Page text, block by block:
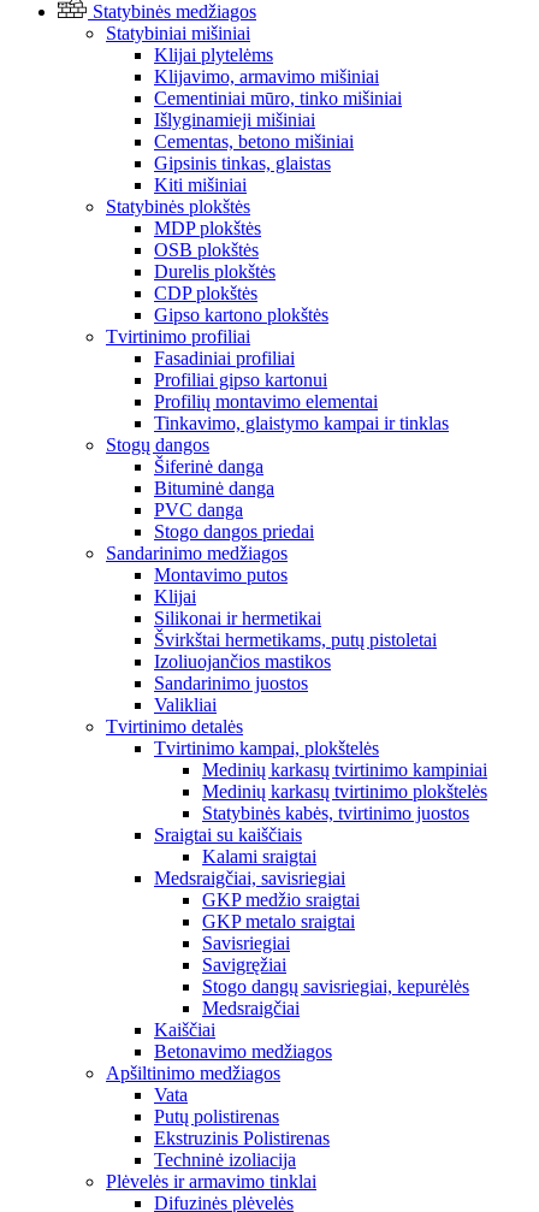
Statybinės medžiagos
Statybiniai mišiniai
Klijai plytelėms
Klijavimo, armavimo mišiniai
Cementiniai mūro, tinko mišiniai
Išlyginamieji mišiniai
Cementas, betono mišiniai
Gipsinis tinkas, glaistas
Kiti mišiniai
Statybinės plokštės
MDP plokštės
OSB plokštės
Durelis plokštės
CDP plokštės
Gipso kartono plokštės
Tvirtinimo profiliai
Fasadiniai profiliai
Profiliai gipso kartonui
Profilių montavimo elementai
Tinkavimo, glaistymo kampai ir tinklas
Stogų dangos
Šiferinė danga
Bituminė danga
PVC danga
Stogo dangos priedai
Sandarinimo medžiagos
Montavimo putos
Klijai
Silikonai ir hermetikai
Švirkštai hermetikams, putų pistoletai
Izoliuojančios mastikos
Sandarinimo juostos
Valikliai
Tvirtinimo detalės
Tvirtinimo kampai, plokštelės
Medinių karkasų tvirtinimo kampiniai
Medinių karkasų tvirtinimo plokštelės
Statybinės kabės, tvirtinimo juostos
Sraigtai su kaiščiais
Kalami sraigtai
Medsraigčiai, savisriegiai
GKP medžio sraigtai
GKP metalo sraigtai
Savisriegiai
Savigręžiai
Stogo dangų savisriegiai, kepurėlės
Medsraigčiai
Kaiščiai
Betonavimo medžiagos
Apšiltinimo medžiagos
Vata
Putų polistirenas
Ekstruzinis Polistirenas
Techninė izoliacija
Plėvelės ir armavimo tinklai
Difuzinės plėvelės